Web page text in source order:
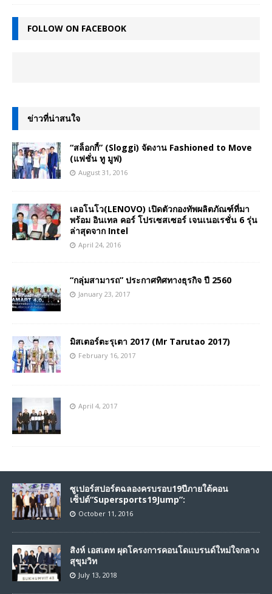
FOLLOW ON FACEBOOK
ข่าวที่น่าสนใจ
“สล็อกกี้” (Sloggi) จัดงาน Fashioned to Move
(แฟชั่น ทู มูฟ)
August 31, 2016
เลอโนโว(LENOVO) เปิดตัวกองทัพผลิตภัณฑ์ที่มา
พร้อม อินเทล คอร์ โปรเซสเซอร์ เจนเนอเรชั่น 6 รุ่น
ล่าสุดจาก Intel
April 24, 2016
“กลุ่มสามารถ” ประกาศทิศทางธุรกิจ ปี 2560
January 23, 2017
มิสเตอร์ตะรุเตา 2017 (Mr Tarutao 2017)
February 16, 2017
April 4, 2017
ซูเปอร์สปอร์ตฉลองครบรอบ19ปีภายใต้คอน
เซ็ปต์“Supersports19Jump”:
October 11, 2016
สิงห์ เอสเตท ผุดโครงการคอนโดแบรนด์ใหม่ใจกลาง
สุขุมวิท
July 13, 2018